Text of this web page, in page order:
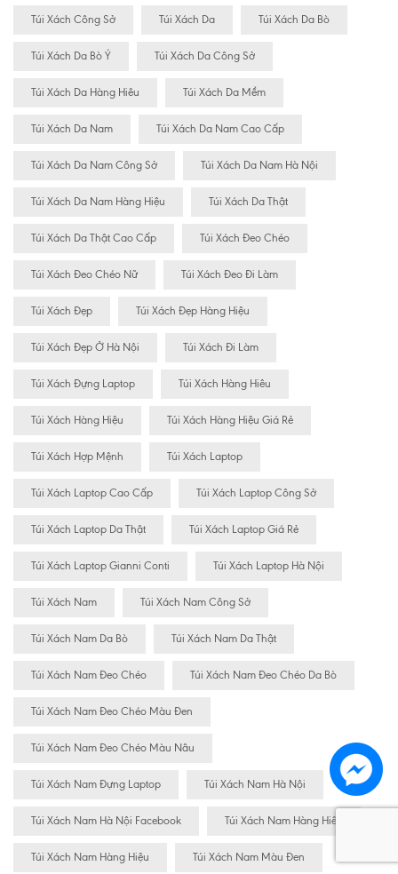
Túi Xách Công Sở Túi Xách Da Túi Xách Da Bò
Túi Xách Da Bò Ý Túi Xách Da Công Sở
Túi Xách Da Hàng Hiêu Túi Xách Da Mềm
Túi Xách Da Nam Túi Xách Da Nam Cao Cấp
Túi Xách Da Nam Công Sở Túi Xách Da Nam Hà Nội
Túi Xách Da Nam Hàng Hiệu Túi Xách Da Thật
Túi Xách Da Thật Cao Cấp Túi Xách Đeo Chéo
Túi Xách Đeo Chéo Nữ Túi Xách Đeo Đi Làm
Túi Xách Đẹp Túi Xách Đẹp Hàng Hiệu
Túi Xách Đẹp Ở Hà Nội Túi Xách Đi Làm
Túi Xách Đựng Laptop Túi Xách Hàng Hiêu
Túi Xách Hàng Hiệu Túi Xách Hàng Hiệu Giá Rẻ
Túi Xách Hợp Mệnh Túi Xách Laptop
Túi Xách Laptop Cao Cấp Túi Xách Laptop Công Sở
Túi Xách Laptop Da Thật Túi Xách Laptop Giá Rẻ
Túi Xách Laptop Gianni Conti Túi Xách Laptop Hà Nội
Túi Xách Nam Túi Xách Nam Công Sở
Túi Xách Nam Da Bò Túi Xách Nam Da Thật
Túi Xách Nam Đeo Chéo Túi Xách Nam Đeo Chéo Da Bò
Túi Xách Nam Đeo Chéo Màu Đen
Túi Xách Nam Đeo Chéo Màu Nâu
Túi Xách Nam Đựng Laptop Túi Xách Nam Hà Nội
Túi Xách Nam Hà Nội Facebook Túi Xách Nam Hàng Hiêu
Túi Xách Nam Hàng Hiệu Túi Xách Nam Màu Đen